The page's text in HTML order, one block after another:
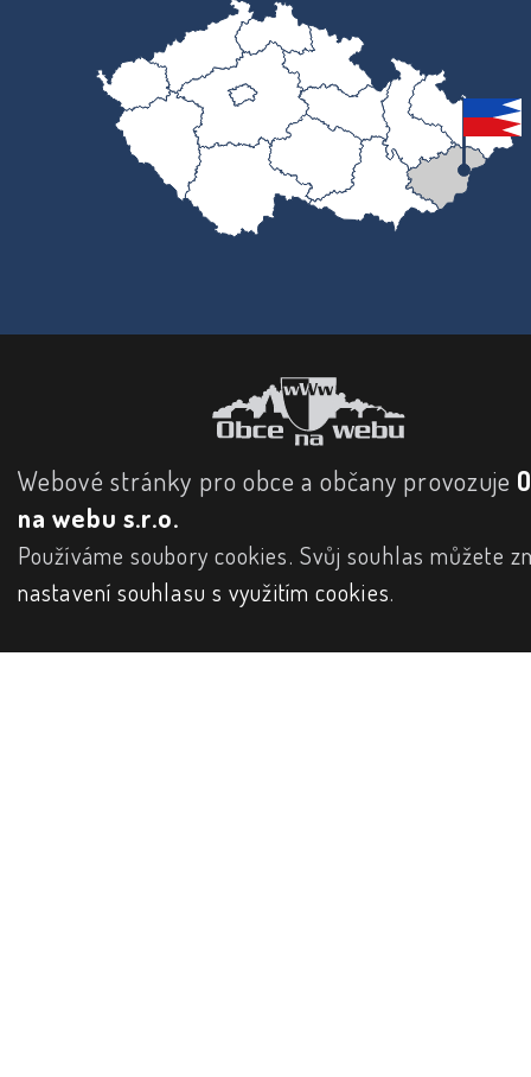
Webové stránky pro obce a občany provozuje
na webu s.r.o.
Používáme soubory cookies. Svůj souhlas můžete
nastavení souhlasu s využitím cookies.